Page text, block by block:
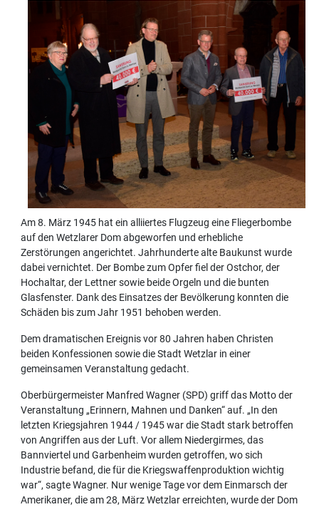
Am 8. März 1945 hat ein alliiertes Flugzeug eine Fliegerbombe
auf den Wetzlarer Dom abgeworfen und erhebliche
Zerstörungen angerichtet. Jahrhunderte alte Baukunst wurde
dabei vernichtet. Der Bombe zum Opfer fiel der Ostchor, der
Hochaltar, der Lettner sowie beide Orgeln und die bunten
Glasfenster. Dank des Einsatzes der Bevölkerung konnten die
Schäden bis zum Jahr 1951 behoben werden.
Dem dramatischen Ereignis vor 80 Jahren haben Christen
beiden Konfessionen sowie die Stadt Wetzlar in einer
gemeinsamen Veranstaltung gedacht.
Oberbürgermeister Manfred Wagner (SPD) griff das Motto der
Veranstaltung „Erinnern, Mahnen und Danken“ auf. „In den
letzten Kriegsjahren 1944 / 1945 war die Stadt stark betroffen
von Angriffen aus der Luft. Vor allem Niedergirmes, das
Bannviertel und Garbenheim wurden getroffen, wo sich
Industrie befand, die für die Kriegswaffenproduktion wichtig
war“, sagte Wagner. Nur wenige Tage vor dem Einmarsch der
Amerikaner, die am 28, März Wetzlar erreichten, wurde der Dom